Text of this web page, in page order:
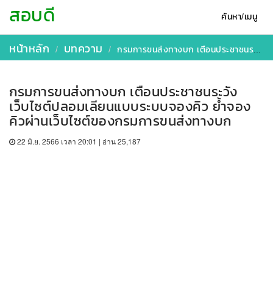
ค้นหา/เมนู
สอบดี
หน้าหลัก บทความ กรมการขนส่งทางบก เตือนประชาชนระวังเว็บไซต์ปลอมเลียนแบบระบบจองคิว ย้ำจองคิวผ่านเว็บไซต์ของกรมการขนส่งทางบก
กรมการขนส่งทางบก เตือนประชาชนระวัง
เว็บไซต์ปลอมเลียนแบบระบบจองคิว ย้ำจอง
คิวผ่านเว็บไซต์ของกรมการขนส่งทางบก
22 มิ.ย. 2566 เวลา 20:01 | อ่าน 25,187